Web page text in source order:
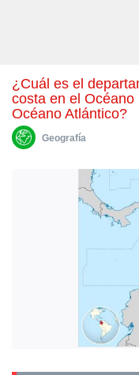
¿Cuál es el departamento colombiano que tiene
costa en el
Océano Atlántico?
Geografía